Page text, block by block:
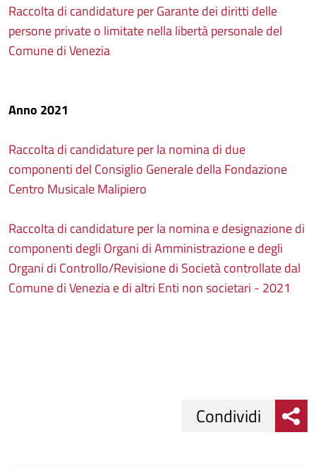
Raccolta di candidature per Garante dei diritti delle
persone private o limitate nella libertà personale del
Comune di Venezia
Anno 2021
Raccolta di candidature per la nomina di due
componenti del Consiglio Generale della Fondazione
Centro Musicale Malipiero
Raccolta di candidature per la nomina e designazione di
componenti degli Organi di Amministrazione e degli
Organi di Controllo/Revisione di Società controllate dal
Comune di Venezia e di altri Enti non societari - 2021
Condividi